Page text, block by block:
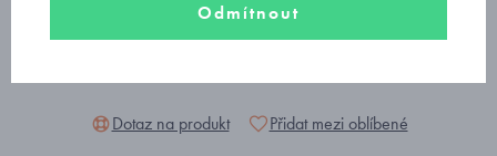
Dotaz na produkt
Přidat mezi oblíbené
Odmítnout